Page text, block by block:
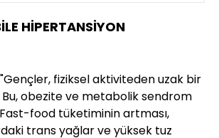
HİPERTANSİYON
fiziksel aktiviteden uzak bir
obezite ve metabolik sendrom
Fast-food tüketiminin artması,
trans yağlar ve yüksek tuz